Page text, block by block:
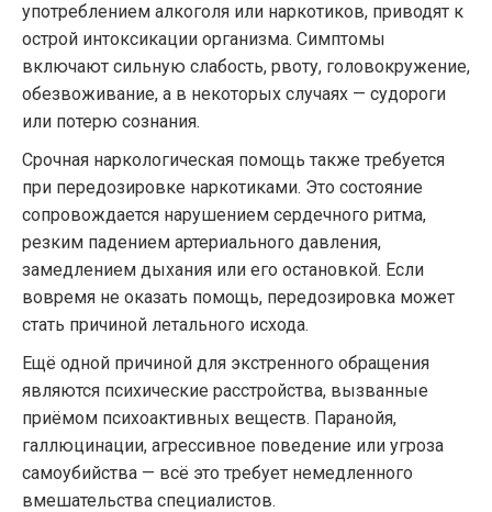
употреблением алкоголя или наркотиков, приводят к
острой интоксикации организма. Симптомы
включают сильную слабость, рвоту, головокружение,
обезвоживание, а в некоторых случаях — судороги
или потерю сознания.
Срочная наркологическая помощь также требуется
при передозировке наркотиками. Это состояние
сопровождается нарушением сердечного ритма,
резким падением артериального давления,
замедлением дыхания или его остановкой. Если
вовремя не оказать помощь, передозировка может
стать причиной летального исхода.
Ещё одной причиной для экстренного обращения
являются психические расстройства, вызванные
приёмом психоактивных веществ. Паранойя,
галлюцинации, агрессивное поведение или угроза
самоубийства — всё это требует немедленного
вмешательства специалистов.